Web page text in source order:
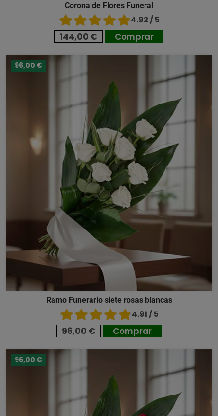
Corona de Flores Funeral
4.92 / 5
144,00 € Comprar
96,00 €
Ramo Funerario siete rosas blancas
4.91 / 5
96,00 € Comprar
96,00 €